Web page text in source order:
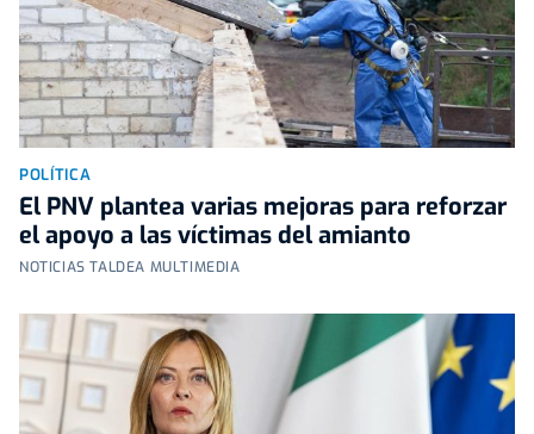
POLÍTICA
El PNV plantea varias mejoras para reforzar
el apoyo a las víctimas del amianto
NOTICIAS TALDEA MULTIMEDIA